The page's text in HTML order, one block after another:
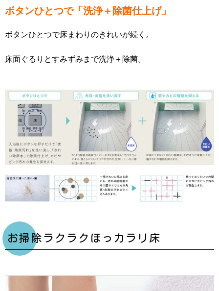
ボタンひとつで「洗浄＋除菌仕上げ」
ボタンひとつで床まわりのきれいが続く。
床面ぐるりとすみずみまで洗浄＋除菌。
お掃除ラクラクほっカラリ床